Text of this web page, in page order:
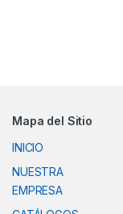
Mapa del Sitio
INICIO
NUESTRA
EMPRESA